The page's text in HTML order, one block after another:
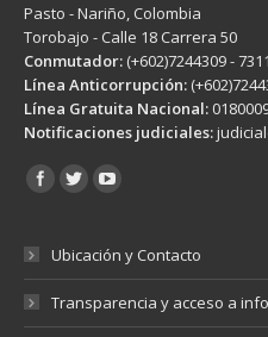
Pasto - Nariño, Colombia
Torobajo - Calle 18 Carrera 50
Conmutador: (+602)7244309 -
Línea Anticorrupción:
Línea Gratuita Nacional:
Notificaciones judiciales:
Encuéntranos en:
Ubicación y Contacto
Transparencia y acceso a